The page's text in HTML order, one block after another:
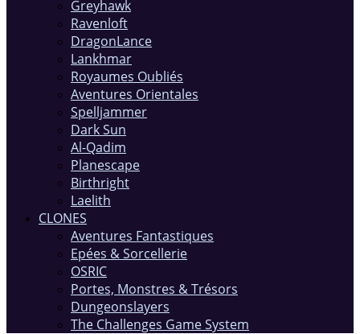
Greyhawk
Ravenloft
DragonLance
Lankhmar
Royaumes Oubliés
Aventures Orientales
Spelljammer
Dark Sun
Al-Qadim
Planescape
Birthright
Laelith
CLONES
Aventures Fantastiques
Epées & Sorcellerie
OSRIC
Portes, Monstres & Trésors
Dungeonslayers
The Challenges Game System